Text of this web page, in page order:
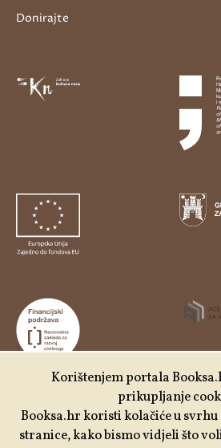
Udruga Kulturtreger je korisnik
Nacionalne zaklade za razvoj
Donirajte
Korištenjem portala
prikupljanje
Booksa.hr koristi kolačiće u
stranice, kako bismo vidjeli što